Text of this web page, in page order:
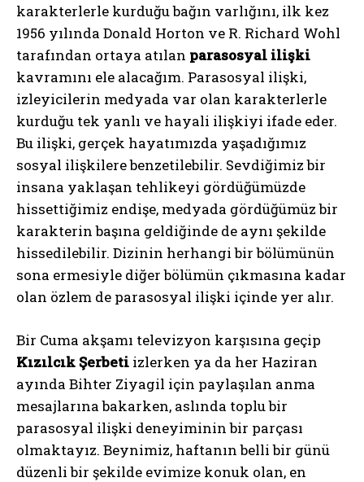
karakterlerle kurduğu bağın varlığını, ilk kez
1956 yılında Donald Horton ve R. Richard Wohl
tarafından ortaya atılan parasosyal ilişki
kavramını ele alacağım. Parasosyal ilişki,
izleyicilerin medyada var olan karakterlerle
kurduğu tek yanlı ve hayali ilişkiyi ifade eder.
Bu ilişki, gerçek hayatımızda yaşadığımız
sosyal ilişkilere benzetilebilir. Sevdiğimiz bir
insana yaklaşan tehlikeyi gördüğümüzde
hissettiğimiz endişe, medyada gördüğümüz bir
karakterin başına geldiğinde de aynı şekilde
hissedilebilir. Dizinin herhangi bir bölümünün
sona ermesiyle diğer bölümün çıkmasına kadar
olan özlem de parasosyal ilişki içinde yer alır.
Bir Cuma akşamı televizyon karşısına geçip
Kızılcık Şerbeti izlerken ya da her Haziran
ayında Bihter Ziyagil için paylaşılan anma
mesajlarına bakarken, aslında toplu bir
parasosyal ilişki deneyiminin bir parçası
olmaktayız. Beynimiz, haftanın belli bir günü
düzenli bir şekilde evimize konuk olan, en